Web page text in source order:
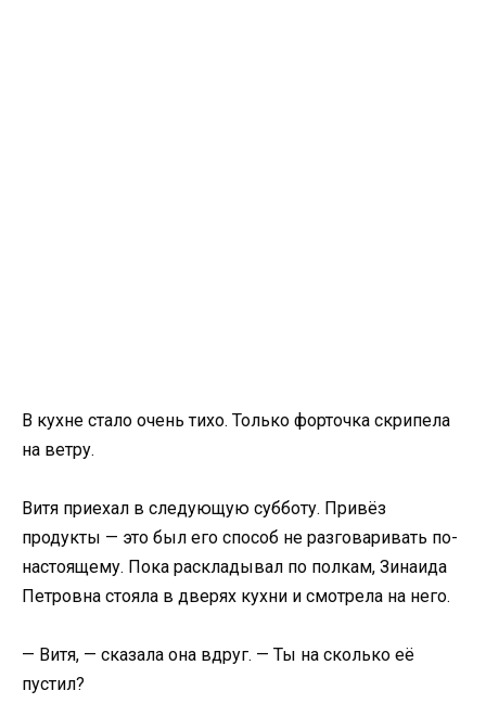
В кухне стало очень тихо. Только форточка скрипела
на ветру.
Витя приехал в следующую субботу. Привёз
продукты — это был его способ не разговаривать по-
настоящему. Пока раскладывал по полкам, Зинаида
Петровна стояла в дверях кухни и смотрела на него.
— Витя, — сказала она вдруг. — Ты на сколько её
пустил?